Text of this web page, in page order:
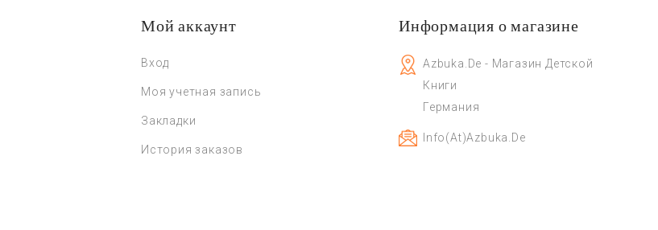
Мой аккаунт
Вход
Моя учетная запись
Закладки
История заказов
Информация о магазине
Azbuka.de - Магазин Детской
Книги
Германия
Info(at)azbuka.de